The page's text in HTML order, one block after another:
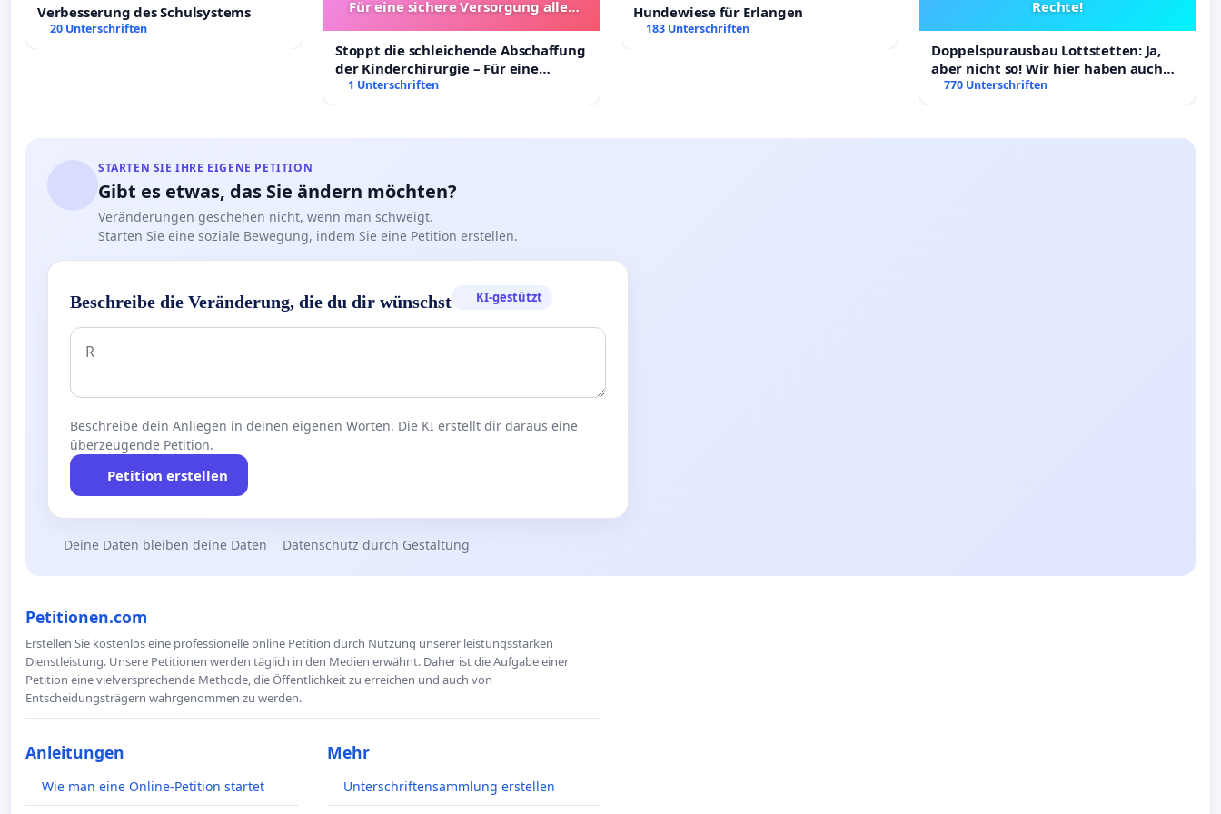
Verbesserung des Schulsystems
20 Unterschriften
Für eine sichere Versorgung aller
Stoppt die schleichende Abschaffung
der Kinderchirurgie – Für eine
sichere Versorgung aller Kinder in
1 Unterschriften
Hundewiese für Erlangen
183 Unterschriften
Rechte!
Doppelspurausbau Lottstetten: Ja,
aber nicht so! Wir hier haben auch
Rechte!
770 Unterschriften
STARTEN SIE IHRE EIGENE PETITION
Gibt es etwas, das Sie ändern möchten?
Veränderungen geschehen nicht, wenn man schweigt.
Starten Sie eine soziale Bewegung, indem Sie eine Petition erstellen.
Beschreibe die Veränderung, die du dir wünschst KI-gestützt
Beschreibe dein Anliegen in deinen eigenen Worten. Die KI erstellt dir daraus eine
überzeugende Petition.
Petition erstellen
Deine Daten bleiben deine Daten Datenschutz durch Gestaltung
Petitionen.com
Erstellen Sie kostenlos eine professionelle online Petition durch Nutzung unserer leistungsstarken
Dienstleistung. Unsere Petitionen werden täglich in den Medien erwähnt. Daher ist die Aufgabe einer
Petition eine vielversprechende Methode, die Öffentlichkeit zu erreichen und auch von
Entscheidungsträgern wahrgenommen zu werden.
Anleitungen
Wie man eine Online-Petition startet
Mehr
Unterschriftensammlung erstellen